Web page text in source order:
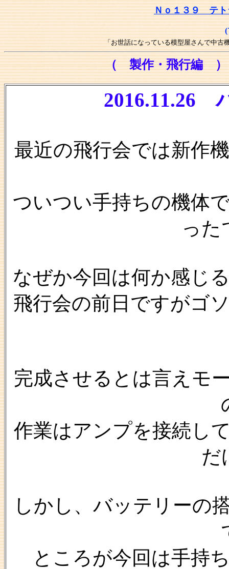
Ｎｏ１３９ テ
(
「お世話になっている模型屋さんで中古
（ 製作・飛行編
2016.11.26
最近の飛行会では新作
ついつい手持ちの機体
った
なぜか今回は何か感じ
飛行会の前日ですがゴ
完成させるとは言えモ
作業はアンプを接続し
だ
しかし、バッテリーの
ところが今回は手持